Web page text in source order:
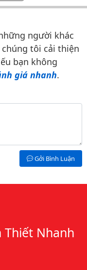
giángười khác
tôi cải thiện
bạn không
giá nhanh.
Gởi Bình Luận
Thiết Nhanh